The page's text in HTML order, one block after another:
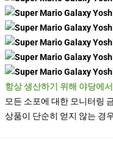
항상 생산하기 위해 야당에
모든 소포에 대한 모니터링
상품이 단순히 얻지 않는 경